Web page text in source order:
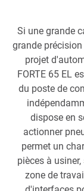
Si une grande
grande
projet
FORTE 65 EL
du poste de
dispose en
actionner
permet un
pièces à
zone de